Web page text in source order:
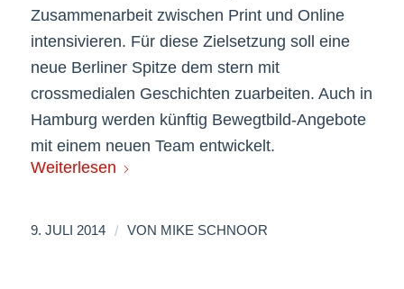
Zusammenarbeit zwischen Print und Online
intensivieren. Für diese Zielsetzung soll eine
neue Berliner Spitze dem stern mit
crossmedialen Geschichten zuarbeiten. Auch in
Hamburg werden künftig Bewegtbild-Angebote
mit einem neuen Team entwickelt.
Weiterlesen
9. JULI 2014 / VON MIKE SCHNOOR